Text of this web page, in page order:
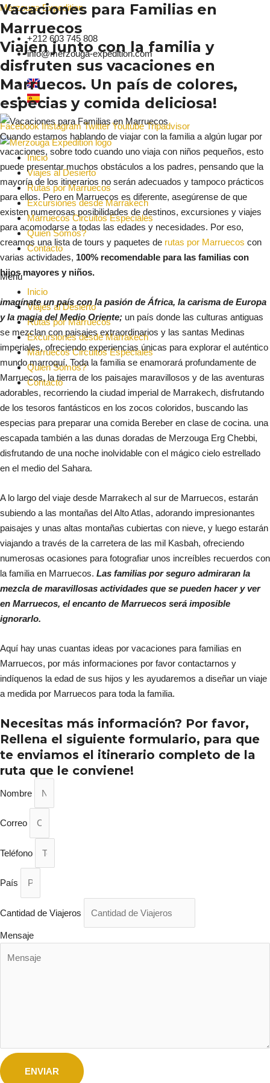
Ir
al
contenido
Merzouga Expedition
+212 603 745 808
info@merzouga-expedition.com
Facebook Instagram Twitter Youtube Tripadvisor
Inicio
Viajes al Desierto
Rutas por Marruecos
Excursiones desde Marrakech
Marruecos Circuitos Especiales
Quien Somos?
Contacto
Menú
Inicio
Viajes al Desierto
Rutas por Marruecos
Excursiones desde Marrakech
Marruecos Circuitos Especiales
Quien Somos?
Contacto
Vacaciones para Familias en
Marruecos
Viajen junto con la familia y
disfruten sus vacaciones en
Marruecos. Un país de colores,
especias y comida deliciosa!
Cuando estamos hablando de viajar con la familia a algún lugar por
vacaciones, sobre todo cuando uno viaja con niños pequeños, esto
puede presentar muchos obstáculos a los padres, pensando que la
mayoría de los itinerarios no serán adecuados y tampoco prácticos
para ellos. Pero en Marruecos es diferente, asegúrense de que
existen numerosas posibilidades de destinos, excursiones y viajes
para acomodarse a todas las edades y necesidades. Por eso,
creamos una lista de tours y paquetes de rutas por Marruecos con
varias actividades, 100% recomendable para las familias con
hijos mayores y niños.
imagínate un país con la pasión de África, la carisma de Europa
y la magia del Medio Oriente; un país donde las culturas antiguas
se mezclan con paisajes extraordinarios y las santas Medinas
imperiales, ofreciendo experiencias únicas para explorar el auténtico
mundo marroquí. Toda la familia se enamorará profundamente de
Marruecos, la tierra de los paisajes maravillosos y de las aventuras
adorables, recorriendo la ciudad imperial de Marrakech, disfrutando
de los tesoros fantásticos en los zocos coloridos, buscando las
especias para preparar una comida Bereber en clase de cocina. una
escapada también a las dunas doradas de Merzouga Erg Chebbi,
disfrutando de una noche inolvidable con el mágico cielo estrellado
en el medio del Sahara.
A lo largo del viaje desde Marrakech al sur de Marruecos, estarán
subiendo a las montañas del Alto Atlas, adorando impresionantes
paisajes y unas altas montañas cubiertas con nieve, y luego estarán
viajando a través de la carretera de las mil Kasbah, ofreciendo
numerosas ocasiones para fotografiar unos increíbles recuerdos con
la familia en Marruecos. Las familias por seguro admiraran la
mezcla de maravillosas actividades que se pueden hacer y ver
en Marruecos, el encanto de Marruecos será imposible
ignorarlo.
Aquí hay unas cuantas ideas por vacaciones para familias en
Marruecos, por más informaciones por favor contactarnos y
indíquenos la edad de sus hijos y les ayudaremos a diseñar un viaje
a medida por Marruecos para toda la familia.
Necesitas más información? Por favor,
Rellena el siguiente formulario, para que
te enviamos el itinerario completo de la
ruta que le conviene!
Nombre
Correo
Teléfono
País
Cantidad de Viajeros
Mensaje
ENVIAR